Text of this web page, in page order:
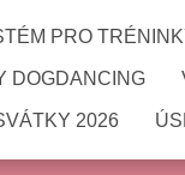
PRO
DOGDANCING
2026